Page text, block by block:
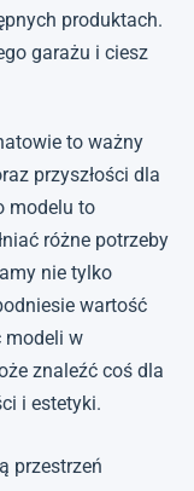
produktach.
garażu i ciesz
to ważny
przyszłości dla
modelu to
różne potrzeby
nie tylko
wartość
modeli w
znaleźć coś dla
i estetyki.
przestrzeń